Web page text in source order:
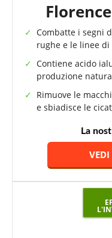
Combatte i segni
rughe e le linee di
Contiene acido
produzione
Rimuove le
e sbiadisce le
La